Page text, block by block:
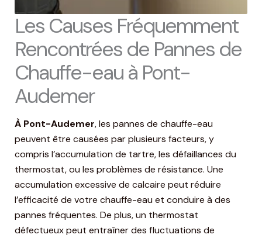
Les Causes Fréquemment
Rencontrées de Pannes de
Chauffe-eau à Pont-
Audemer
À Pont-Audemer, les pannes de chauffe-eau
peuvent être causées par plusieurs facteurs, y
compris l’accumulation de tartre, les défaillances du
thermostat, ou les problèmes de résistance. Une
accumulation excessive de calcaire peut réduire
l’efficacité de votre chauffe-eau et conduire à des
pannes fréquentes. De plus, un thermostat
défectueux peut entraîner des fluctuations de